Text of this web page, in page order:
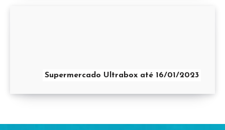
Supermercado Ultrabox até 16/01/2023